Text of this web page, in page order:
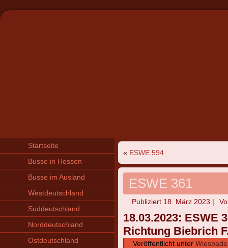
Startseite
Busse in Hessen
Busse im Ausland
Westdeutschland
Süddeutschland
Norddeutschland
Ostdeutschland
« ESWE 594
ESWE 361
Publiziert 18. März 2023 |
18.03.2023: ESWE
Richtung Biebrich
Veröffentlicht unter